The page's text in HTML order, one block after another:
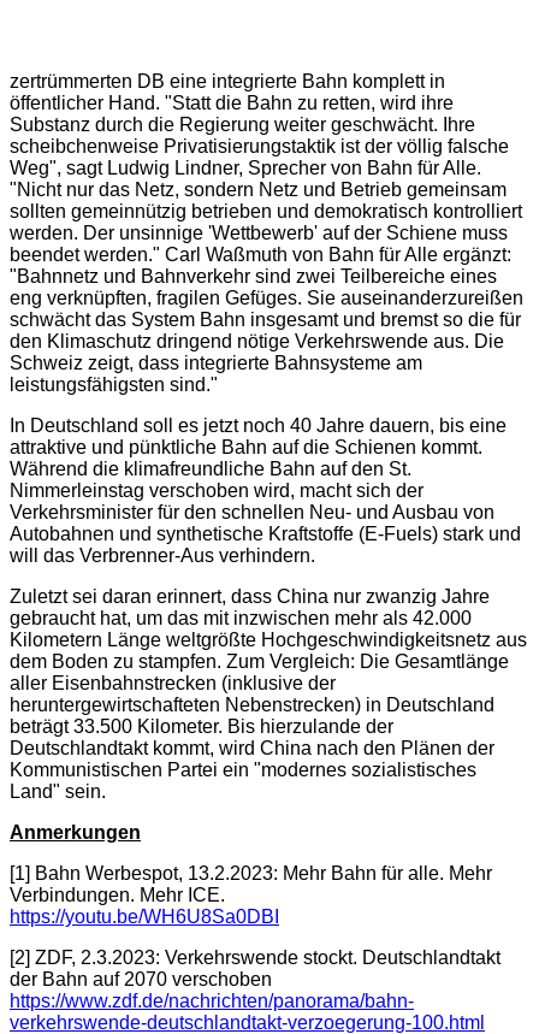
zertrümmerten DB eine integrierte Bahn komplett in
öffentlicher Hand. "Statt die Bahn zu retten, wird ihre
Substanz durch die Regierung weiter geschwächt. Ihre
scheibchenweise Privatisierungstaktik ist der völlig falsche
Weg", sagt Ludwig Lindner, Sprecher von Bahn für Alle.
"Nicht nur das Netz, sondern Netz und Betrieb gemeinsam
sollten gemeinnützig betrieben und demokratisch kontrolliert
werden. Der unsinnige 'Wettbewerb' auf der Schiene muss
beendet werden." Carl Waßmuth von Bahn für Alle ergänzt:
"Bahnnetz und Bahnverkehr sind zwei Teilbereiche eines
eng verknüpften, fragilen Gefüges. Sie auseinanderzureißen
schwächt das System Bahn insgesamt und bremst so die für
den Klimaschutz dringend nötige Verkehrswende aus. Die
Schweiz zeigt, dass integrierte Bahnsysteme am
leistungsfähigsten sind."
In Deutschland soll es jetzt noch 40 Jahre dauern, bis eine
attraktive und pünktliche Bahn auf die Schienen kommt.
Während die klimafreundliche Bahn auf den St.
Nimmerleinstag verschoben wird, macht sich der
Verkehrsminister für den schnellen Neu- und Ausbau von
Autobahnen und synthetische Kraftstoffe (E-Fuels) stark und
will das Verbrenner-Aus verhindern.
Zuletzt sei daran erinnert, dass China nur zwanzig Jahre
gebraucht hat, um das mit inzwischen mehr als 42.000
Kilometern Länge weltgrößte Hochgeschwindigkeitsnetz aus
dem Boden zu stampfen. Zum Vergleich: Die Gesamtlänge
aller Eisenbahnstrecken (inklusive der
heruntergewirtschafteten Nebenstrecken) in Deutschland
beträgt 33.500 Kilometer. Bis hierzulande der
Deutschlandtakt kommt, wird China nach den Plänen der
Kommunistischen Partei ein "modernes sozialistisches
Land" sein.
Anmerkungen
[1] Bahn Werbespot, 13.2.2023: Mehr Bahn für alle. Mehr
Verbindungen. Mehr ICE.
https://youtu.be/WH6U8Sa0DBI
[2] ZDF, 2.3.2023: Verkehrswende stockt. Deutschlandtakt
der Bahn auf 2070 verschoben
https://www.zdf.de/nachrichten/panorama/bahn-
verkehrswende-deutschlandtakt-verzoegerung-100.html